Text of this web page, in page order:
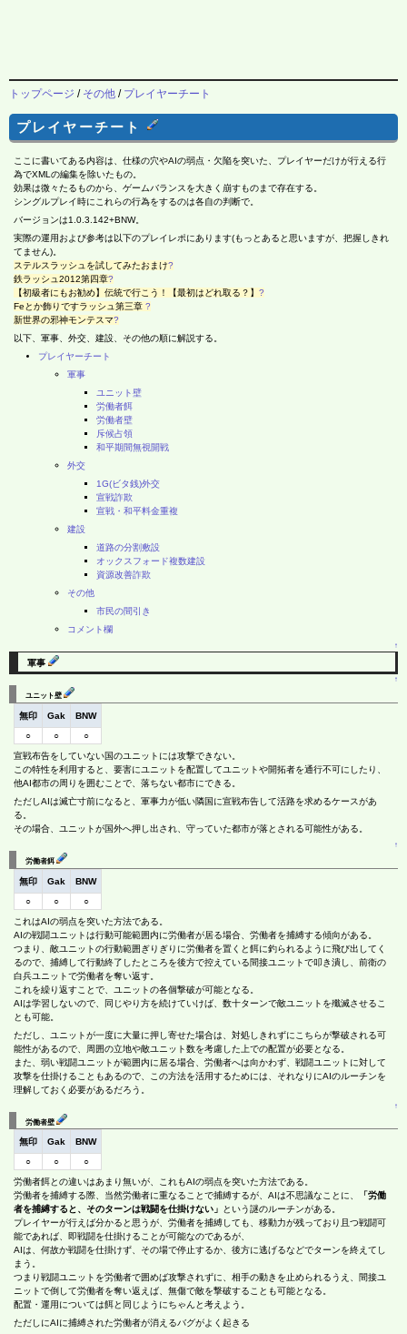
トップページ / その他 / プレイヤーチート
プレイヤーチート
ここに書いてある内容は、仕様の穴やAIの弱点・欠陥を突いた、プレイヤーだけが行える行
為でXMLの編集を除いたもの。
効果は微々たるものから、ゲームバランスを大きく崩すものまで存在する。
シングルプレイ時にこれらの行為をするのは各自の判断で。
バージョンは1.0.3.142+BNW。
実際の運用および参考は以下のプレイレポにあります(もっとあると思いますが、把握しきれ
てません)。
ステルスラッシュを試してみたおまけ?
鉄ラッシュ2012第四章?
【初級者にもお勧め】伝統で行こう！【最初はどれ取る？】 ?
Feとか飾りですラッシュ第三章 ?
新世界の邪神モンテスマ?
以下、軍事、外交、建設、その他の順に解説する。
プレイヤーチート
軍事
ユニット壁
労働者餌
労働者壁
斥候占領
和平期間無視開戦
外交
1G(ビタ銭)外交
宣戦詐欺
宣戦・和平料金重複
建設
道路の分割敷設
オックスフォード複数建設
資源改善詐欺
その他
市民の間引き
コメント欄
↑
軍事
↑
ユニット壁
無印 Gak
BNW
○
○
○
宣戦布告をしていない国のユニットには攻撃できない。
この特性を利用すると、要害にユニットを配置してユニットや開拓者を通行不可にしたり、
他AI都市の周りを囲むことで、落ちない都市にできる。
ただしAIは滅亡寸前になると、軍事力が低い隣国に宣戦布告して活路を求めるケースがあ
る。
その場合、ユニットが国外へ押し出され、守っていた都市が落とされる可能性がある。
↑
労働者餌
無印 Gak
BNW
○
○
○
これはAIの弱点を突いた方法である。
AIの戦闘ユニットは行動可能範囲内に労働者が居る場合、労働者を捕縛する傾向がある。
つまり、敵ユニットの行動範囲ぎりぎりに労働者を置くと餌に釣られるように飛び出してく
るので、捕縛して行動終了したところを後方で控えている間接ユニットで叩き潰し、前衛の
白兵ユニットで労働者を奪い返す。
これを繰り返すことで、ユニットの各個撃破が可能となる。
AIは学習しないので、同じやり方を続けていけば、数十ターンで敵ユニットを殲滅させるこ
とも可能。
ただし、ユニットが一度に大量に押し寄せた場合は、対処しきれずにこちらが撃破される可
能性があるので、周囲の立地や敵ユニット数を考慮した上での配置が必要となる。
また、弱い戦闘ユニットが範囲内に居る場合、労働者へは向かわず、戦闘ユニットに対して
攻撃を仕掛けることもあるので、この方法を活用するためには、それなりにAIのルーチンを
理解しておく必要があるだろう。
↑
労働者壁
無印 Gak
BNW
○
○
○
労働者餌との違いはあまり無いが、これもAIの弱点を突いた方法である。
労働者を捕縛する際、当然労働者に重なることで捕縛するが、AIは不思議なことに、
「労働
者を捕縛すると、そのターンは戦闘を仕掛けない」 という謎のルーチンがある。
プレイヤーが行えば分かると思うが、労働者を捕縛しても、移動力が残っており且つ戦闘可
能であれば、即戦闘を仕掛けることが可能なのであるが、
AIは、何故か戦闘を仕掛けず、その場で停止するか、後方に逃げるなどでターンを終えてし
まう。
つまり戦闘ユニットを労働者で囲めば攻撃されずに、相手の動きを止められるうえ、間接ユ
ニットで倒して労働者を奪い返えば、無傷で敵を撃破することも可能となる。
配置・運用については餌と同じようにちゃんと考えよう。
ただしにAIに捕縛された労働者が消えるバグがよく起きる